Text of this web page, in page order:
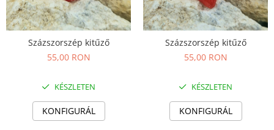
Acél ékszerek
Nyaklánc / Medál
Fülbevaló
Ékszer szett
Bokalánc
Karperec
Fém ötvözet ékszerek
Százszorszép kitűző
55,00 RON
KÉSZLETEN
KONFIGURÁL
Százszorszép kitűző
55,00 RON
KÉSZLETEN
KONFIGURÁL